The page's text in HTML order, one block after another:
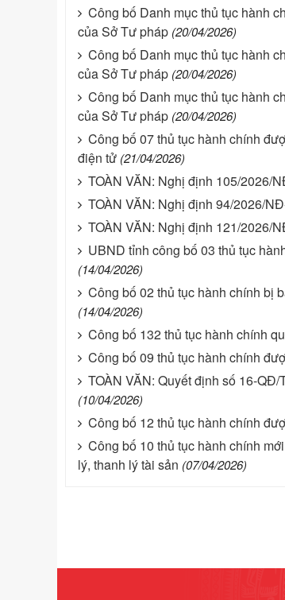
Công bố Danh mục thủ tục hành
của Sở Tư pháp (20/04/2026)
Công bố Danh mục thủ tục hành
của Sở Tư pháp (20/04/2026)
Công bố Danh mục thủ tục hành
của Sở Tư pháp (20/04/2026)
Công bố 07 thủ tục hành chính
điện tử (21/04/2026)
TOÀN VĂN: Nghị định 105/2026/
TOÀN VĂN: Nghị định 94/2026/
TOÀN VĂN: Nghị định 121/2026/
UBND tỉnh công bố 03 thủ tục
(14/04/2026)
Công bố 02 thủ tục hành chính bị
(14/04/2026)
Công bố 132 thủ tục hành chính
Công bố 09 thủ tục hành chính
TOÀN VĂN: Quyết định số 16-
(10/04/2026)
Công bố 12 thủ tục hành chính
Công bố 10 thủ tục hành chính
lý, thanh lý tài sản (07/04/2026)